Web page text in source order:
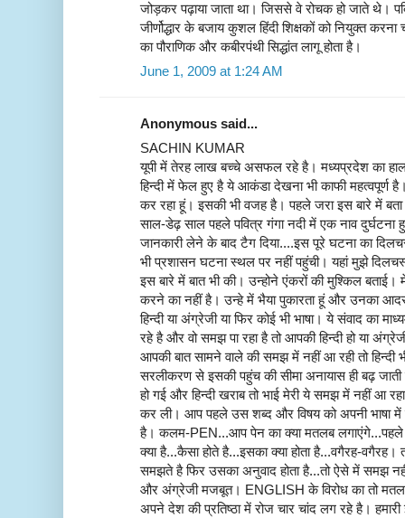
जोड़कर पढ़ाया जाता था। जिससे वे रोचक हो जाते थे।
जीर्णोद्धार के बजाय कुशल हिंदी शिक्षकों को नियुक्त
का पौराणिक और कबीरपंथी सिद्धांत लागू होता है।
June 1, 2009 at 1:24 AM
Anonymous said...
SACHIN KUMAR
यूपी में तेरह लाख बच्चे असफल रहे है। मध्यप्रदेश का हाल
हिन्दी में फेल हुए है ये आकंडा देखना भी काफी महत्वपूर्ण
कर रहा हूं। इसकी भी वजह है। पहले जरा इस बारे में
साल-डेढ़ साल पहले पवित्र गंगा नदी में एक नाव
जानकारी लेने के बाद टैग दिया....इस पूरे घटना का
भी प्रशासन घटना स्थल पर नहीं पहुंची। यहां मुझे
इस बारे में बात भी की। उन्होने एंकरों की मुश्किल बताई।
करने का नहीं है। उन्हे में भैया पुकारता हूं और उनका
हिन्दी या अंग्रेजी या फिर कोई भी भाषा। ये संवाद का
रहे है और वो समझ पा रहा है तो आपकी हिन्दी हो या
आपकी बात सामने वाले की समझ में नहीं आ रही तो
सरलीकरण से इसकी पहुंच की सीमा अनायास ही बढ़
हो गई और हिन्दी खराब तो भाई मेरी ये समझ में नहीं आ
कर ली। आप पहले उस शब्द और विषय को अपनी भाषा
है। कलम-PEN...आप पेन का क्या मतलब
क्या है...कैसा होते है...इसका क्या होता है...वगैरह-वगैरह।
समझते है फिर उसका अनुवाद होता है...तो ऐसे में समझ
और अंग्रेजी मजबूत। ENGLISH के विरोध का तो
अपने देश की प्रतिष्ठा में रोज चार चांद लग रहे है।